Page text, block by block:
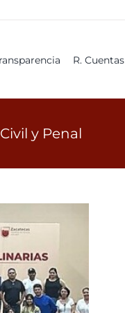
R. Cuentas
y Penal
las